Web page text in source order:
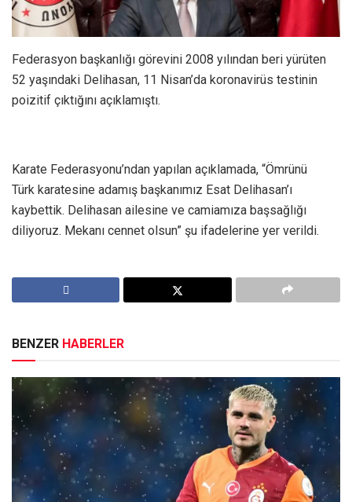
Federasyon başkanlığı görevini 2008 yılından beri yürüten
52 yaşındaki Delihasan, 11 Nisan’da koronavirüs testinin
poizitif çıktığını açıklamıştı.
Karate Federasyonu’ndan yapılan açıklamada, “Ömrünü
Türk karatesine adamış başkanımız Esat Delihasan’ı
kaybettik. Delihasan ailesine ve camiamıza başsağlığı
diliyoruz. Mekanı cennet olsun” şu ifadelerine yer verildi.
BENZER HABERLER